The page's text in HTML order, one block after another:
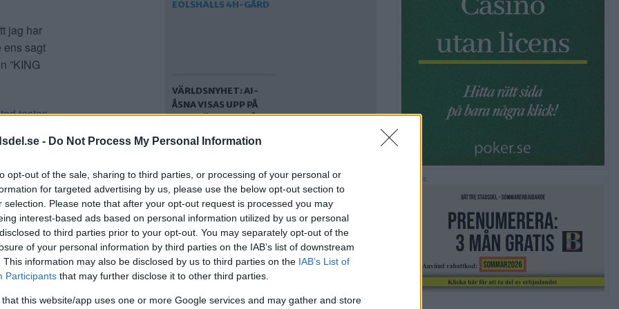
- Do Not Process My Personal Information
opt-out of the sale, sharing to third parties, or processing of your personal or
for targeted advertising by us, please use the below opt-out section to
selection. Please note that after your opt-out request is processed you may
interest-based ads based on personal information utilized by us or personal
to third parties prior to your opt-out. You may separately opt-out of the
of your personal information by third parties on the IAB’s list of downstream
This information may also be disclosed by us to third parties on the IAB’s List of
Participants that may further disclose it to other third parties.
that this website/app uses one or more Google services and may gather and store
jag har
ens sagt
”KING
testas
inte har
i en
den
VÄRLDSNYHET: AI-
ÅSNA VISAS UPP PÅ
EOLSHÄLLS 4H-GÅRD
GIGANTISK
SNÖSMOCKA PÅ VÄG –
SNÖRÖJNINGSMETOD
Annons: